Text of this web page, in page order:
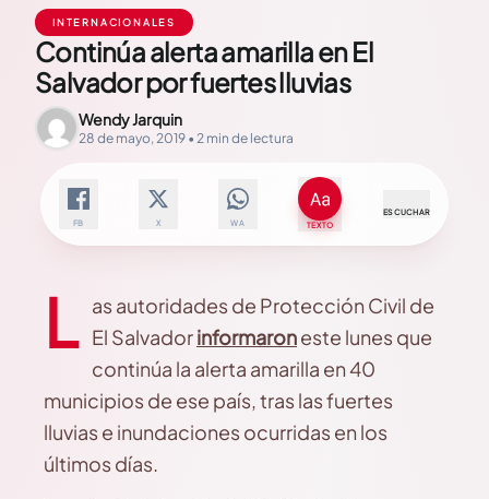
INTERNACIONALES
Continúa alerta amarilla en El
Salvador por fuertes lluvias
Wendy Jarquin
28 de mayo, 2019 • 2 min de lectura
FB X WA TEXTO
ESCUCHAR
L as autoridades de Protección Civil de
El Salvadorinformaroneste lunes que
continúa la alerta amarilla en 40
municipios de ese país, tras las fuertes
lluvias e inundaciones ocurridas en los
últimos días.